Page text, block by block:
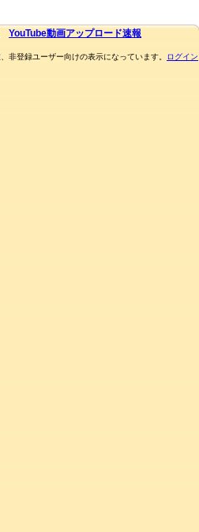
YouTube動画アップロード速報
非登録ユーザー向けの表示になっています。 ログイン